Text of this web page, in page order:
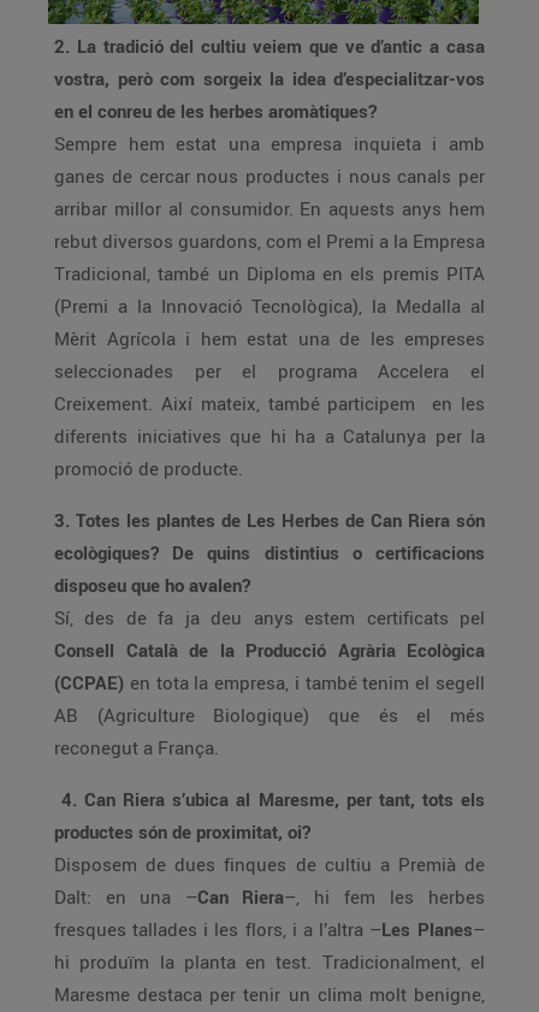
2. La tradició del cultiu veiem que ve d’antic a casa
vostra, però com sorgeix la idea d’especialitzar-vos
en el conreu de les herbes aromàtiques?
Sempre hem estat una empresa inquieta i amb
ganes de cercar nous productes i nous canals per
arribar millor al consumidor. En aquests anys hem
rebut diversos guardons, com el Premi a la Empresa
Tradicional, també un Diploma en els premis PITA
(Premi a la Innovació Tecnològica), la Medalla al
Mèrit Agrícola i hem estat una de les empreses
seleccionades per el programa Accelera el
Creixement. Així mateix, també participem en les
diferents iniciatives que hi ha a Catalunya per la
promoció de producte.
3. Totes les plantes de Les Herbes de Can Riera són
ecològiques? De quins distintius o certificacions
disposeu que ho avalen?
Sí, des de fa ja deu anys estem certificats pel
Consell Català de la Producció Agrària Ecològica
(CCPAE) en tota la empresa, i també tenim el segell
AB (Agriculture Biologique) que és el més
reconegut a França.
4. Can Riera s’ubica al Maresme, per tant, tots els
productes són de proximitat, oi?
Disposem de dues finques de cultiu a Premià de
Dalt: en una –Can Riera–, hi fem les herbes
fresques tallades i les flors, i a l’altra –Les Planes–
hi produïm la planta en test. Tradicionalment, el
Maresme destaca per tenir un clima molt benigne,